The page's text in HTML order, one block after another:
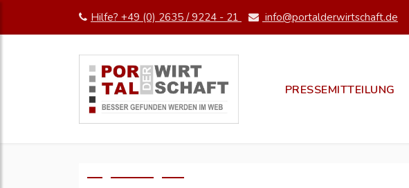
Hilfe? +49 (0) 2635 / 9224 - 21 info@portalderwirtschaft.de
PRESSEMITTEILUNG